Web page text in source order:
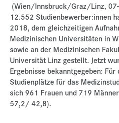
Jobs
Kontakt
Datenschutz
Service-Links
de |en
(Wien/Innsbruck/Graz/Linz,
12.552 Studienbewerber:innen
2018, dem gleichzeitigen
Medizinischen Universitäten in
sowie an der Medizinischen
Universität Linz gestellt. Jetzt
Ergebnisse bekanntgegeben:
Studienplätze für das
sich 961 Frauen und 719
57,2/ 42,8).